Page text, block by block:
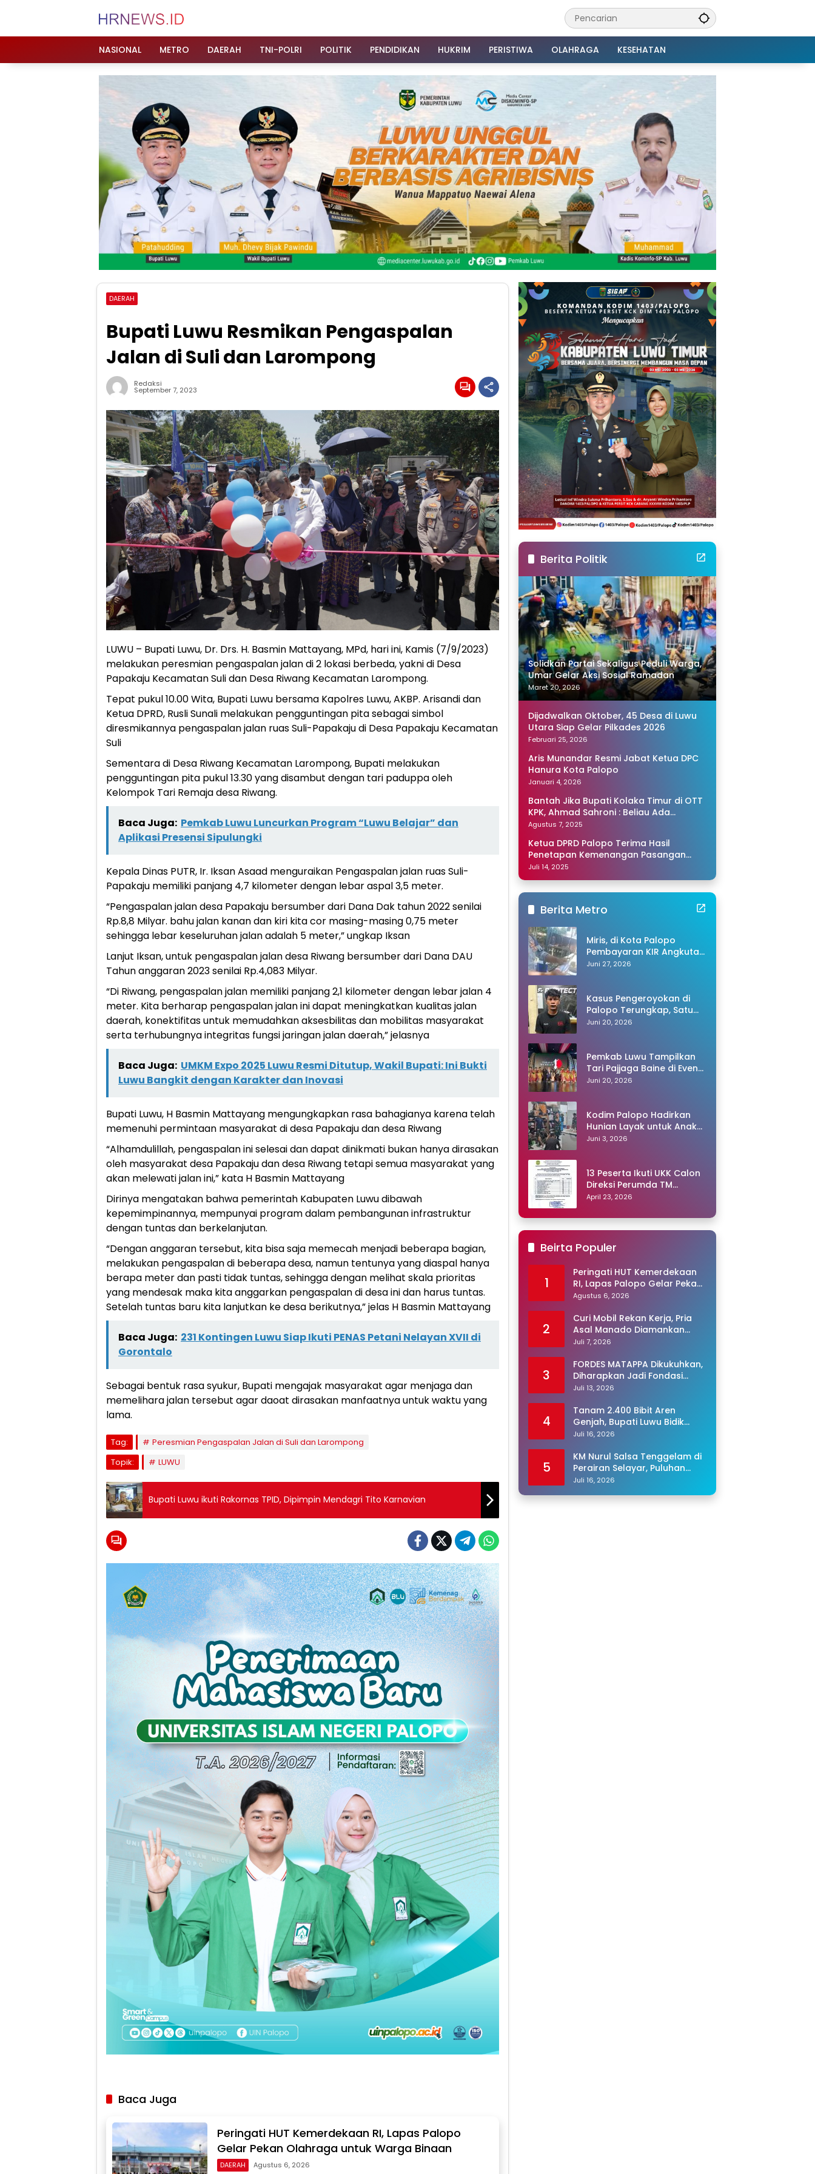
NASIONAL
METRO DAERAH TNI-POLRI POLITIK PENDIDIKAN HUKRIM PERISTIWA OLAHRAGA KESEHATAN
DAERAH
Bupati Luwu Resmikan Pengaspalan
Jalan di Suli dan Larompong
Redaksi
September 7, 2023
LUWU – Bupati Luwu, Dr. Drs. H. Basmin Mattayang, MPd, hari ini, Kamis (7/9/2023)
melakukan peresmian pengaspalan jalan di 2 lokasi berbeda, yakni di Desa
Papakaju Kecamatan Suli dan Desa Riwang Kecamatan Larompong.
Tepat pukul 10.00 Wita, Bupati Luwu bersama Kapolres Luwu, AKBP. Arisandi dan
Ketua DPRD, Rusli Sunali melakukan pengguntingan pita sebagai simbol
diresmikannya pengaspalan jalan ruas Suli-Papakaju di Desa Papakaju Kecamatan
Suli
Sementara di Desa Riwang Kecamatan Larompong, Bupati melakukan
pengguntingan pita pukul 13.30 yang disambut dengan tari paduppa oleh
Kelompok Tari Remaja desa Riwang.
Baca Juga: Pemkab Luwu Luncurkan Program “Luwu Belajar” dan
Aplikasi Presensi Sipulungki
Kepala Dinas PUTR, Ir. Iksan Asaad menguraikan Pengaspalan jalan ruas Suli-
Papakaju memiliki panjang 4,7 kilometer dengan lebar aspal 3,5 meter.
“Pengaspalan jalan desa Papakaju bersumber dari Dana Dak tahun 2022 senilai
Rp.8,8 Milyar. bahu jalan kanan dan kiri kita cor masing-masing 0,75 meter
sehingga lebar keseluruhan jalan adalah 5 meter,” ungkap Iksan
Lanjut Iksan, untuk pengaspalan jalan desa Riwang bersumber dari Dana DAU
Tahun anggaran 2023 senilai Rp.4,083 Milyar.
“Di Riwang, pengaspalan jalan memiliki panjang 2,1 kilometer dengan lebar jalan 4
meter. Kita berharap pengaspalan jalan ini dapat meningkatkan kualitas jalan
daerah, konektifitas untuk memudahkan aksesbilitas dan mobilitas masyarakat
serta terhubungnya integritas fungsi jaringan jalan daerah,” jelasnya
Baca Juga: UMKM Expo 2025 Luwu Resmi Ditutup, Wakil Bupati: Ini Bukti
Luwu Bangkit dengan Karakter dan Inovasi
Bupati Luwu, H Basmin Mattayang mengungkapkan rasa bahagianya karena telah
memenuhi permintaan masyarakat di desa Papakaju dan desa Riwang
“Alhamdulillah, pengaspalan ini selesai dan dapat dinikmati bukan hanya dirasakan
oleh masyarakat desa Papakaju dan desa Riwang tetapi semua masyarakat yang
akan melewati jalan ini,” kata H Basmin Mattayang
Dirinya mengatakan bahwa pemerintah Kabupaten Luwu dibawah
kepemimpinannya, mempunyai program dalam pembangunan infrastruktur
dengan tuntas dan berkelanjutan.
“Dengan anggaran tersebut, kita bisa saja memecah menjadi beberapa bagian,
melakukan pengaspalan di beberapa desa, namun tentunya yang diaspal hanya
berapa meter dan pasti tidak tuntas, sehingga dengan melihat skala prioritas
yang mendesak maka kita anggarkan pengaspalan di desa ini dan harus tuntas.
Setelah tuntas baru kita lanjutkan ke desa berikutnya,” jelas H Basmin Mattayang
Baca Juga: 231 Kontingen Luwu Siap Ikuti PENAS Petani Nelayan XVII di
Gorontalo
Sebagai bentuk rasa syukur, Bupati mengajak masyarakat agar menjaga dan
memelihara jalan tersebut agar daoat dirasakan manfaatnya untuk waktu yang
lama.
Tag:
Peresmian Pengaspalan Jalan di Suli dan Larompong
Topik:
LUWU
Bupati Luwu ikuti Rakornas TPID, Dipimpin Mendagri Tito Karnavian
Baca Juga
Peringati HUT Kemerdekaan RI, Lapas Palopo
Gelar Pekan Olahraga untuk Warga Binaan
DAERAH Agustus 6, 2026
Berita Politik
Solidkan Partai Sekaligus Peduli Warga,
Umar Gelar Aksi Sosial Ramadan
Maret 20, 2026
Dijadwalkan Oktober, 45 Desa di Luwu
Utara Siap Gelar Pilkades 2026
Februari 25, 2026
Aris Munandar Resmi Jabat Ketua DPC
Hanura Kota Palopo
Januari 4, 2026
Bantah Jika Bupati Kolaka Timur di OTT
KPK, Ahmad Sahroni : Beliau Ada
Disamping Saya di Makassar
Agustus 7, 2025
Ketua DPRD Palopo Terima Hasil
Penetapan Kemenangan Pasangan
Naili-Akhmad dari KPU Sulsel
Juli 14, 2025
Berita Metro
Miris, di Kota Palopo
Pembayaran KIR Angkutan
Barang Capai Rp600 Ribu,
Juni 27, 2026
Kasus Pengeroyokan di
Palopo Terungkap, Satu
Tersangka Ditangkap
Juni 20, 2026
Pemkab Luwu Tampilkan
Tari Pajjaga Baine di Event
Toraya Ma’gellu’ 2026
Juni 20, 2026
Kodim Palopo Hadirkan
Hunian Layak untuk Anak
Panti
Juni 3, 2026
13 Peserta Ikuti UKK Calon
Direksi Perumda TM
Palopo, Ris Akril Raih
April 23, 2026
Beirta Populer
1
Peringati HUT Kemerdekaan
RI, Lapas Palopo Gelar Pekan
Olahraga untuk Warga
Agustus 6, 2026
2
Curi Mobil Rekan Kerja, Pria
Asal Manado Diamankan
Polisi
Juli 7, 2026
3
FORDES MATAPPA Dikukuhkan,
Diharapkan Jadi Fondasi
Program Jaga Desa di Luwu
Juli 13, 2026
4
Tanam 2.400 Bibit Aren
Genjah, Bupati Luwu Bidik
Sentra Produksi Gula Aren
Juli 16, 2026
5
KM Nurul Salsa Tenggelam di
Perairan Selayar, Puluhan
Penumpang Masih Hilang
Juli 16, 2026